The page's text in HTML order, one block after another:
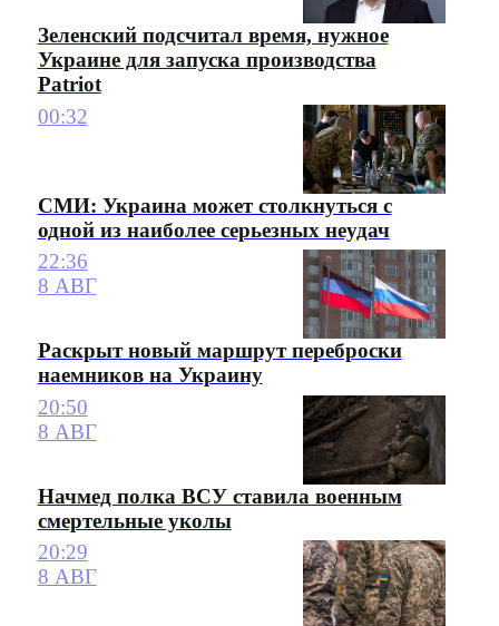
Зеленский подсчитал время, нужное
Украине для запуска производства
Patriot
00:32
СМИ: Украина может столкнуться с
одной из наиболее серьезных неудач
22:36
8 АВГ
Раскрыт новый маршрут переброски
наемников на Украину
20:50
8 АВГ
Начмед полка ВСУ ставила военным
смертельные уколы
20:29
8 АВГ